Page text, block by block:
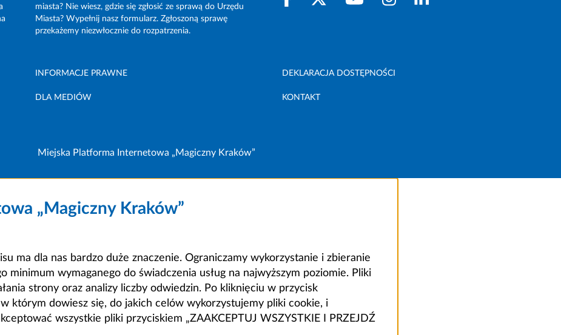
miasta? Nie wiesz, gdzie się zgłosić ze sprawą do Urzędu
Miasta? Wypełnij nasz formularz. Zgłoszoną sprawę
przekażemy niezwłocznie do rozpatrzenia.
INFORMACJE PRAWNE DEKLARACJA DOSTĘPNOŚCI
DLA MEDIÓW KONTAKT
Miejska Platforma Internetowa „Magiczny Kraków”
„Magiczny Kraków”
ma dla nas bardzo duże znaczenie. Ograniczamy wykorzystanie i zbieranie
wymaganego do świadczenia usług na najwyższym poziomie. Pliki
strony oraz analizy liczby odwiedzin. Po kliknięciu w przycisk
którym dowiesz się, do jakich celów wykorzystujemy pliki cookie, i
wszystkie pliki przyciskiem „ZAAKCEPTUJ WSZYSTKIE I PRZEJDŹ